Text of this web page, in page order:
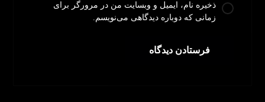
ذخیره نام، ایمیل و وبسایت من در مرورگر برای
زمانی که دوباره دیدگاهی می‌نویسم.